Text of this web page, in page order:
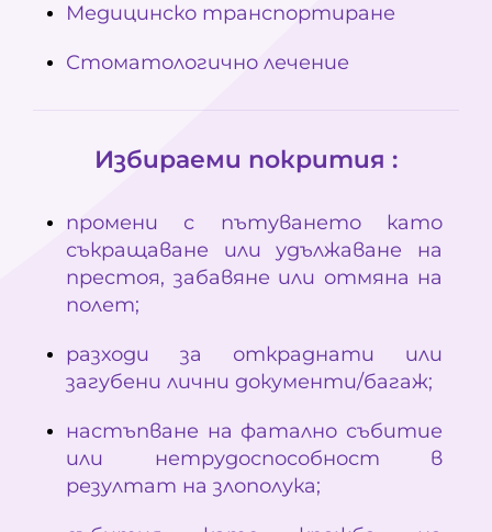
Медицинско транспортиране
Стоматологично лечение
Избираеми покрития :
промени с пътуването като
съкращаване или удължаване на
престоя, забавяне или отмяна на
полет;
разходи за откраднати или
загубени лични документи/багаж;
настъпване на фатално събитие
или нетрудоспособност в
резултат на злополука;